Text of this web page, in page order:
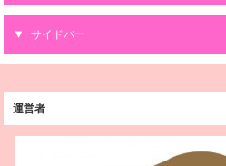
サイドバー
運営者